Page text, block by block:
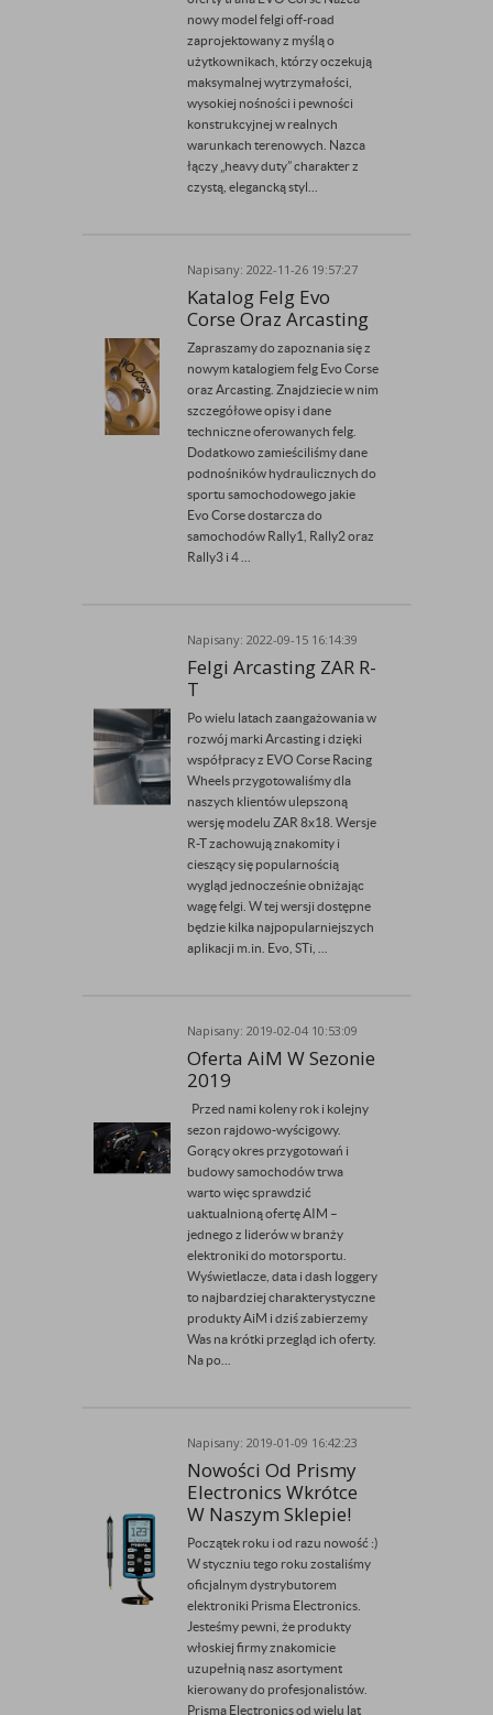
nowy model felgi off-road
zaprojektowany z myślą o
użytkownikach, którzy oczekują
maksymalnej wytrzymałości,
wysokiej nośności i pewności
konstrukcyjnej w realnych
warunkach terenowych. Nazca
łączy „heavy duty” charakter z
czystą, elegancką styl...
Napisany: 2022-11-26 19:57:27
Przez Admin
Katalog Felg Evo
Corse Oraz Arcasting
Zapraszamy do zapoznania się z
nowym katalogiem felg Evo Corse
oraz Arcasting. Znajdziecie w nim
szczegółowe opisy i dane
techniczne oferowanych felg.
Dodatkowo zamieściliśmy dane
podnośników hydraulicznych do
sportu samochodowego jakie
Evo Corse dostarcza do
samochodów Rally1, Rally2 oraz
Rally3 i 4 ...
Napisany: 2022-09-15 16:14:39
Przez Admin
Felgi Arcasting ZAR R-
T
Po wielu latach zaangażowania w
rozwój marki Arcasting i dzięki
współpracy z EVO Corse Racing
Wheels przygotowaliśmy dla
naszych klientów ulepszoną
wersję modelu ZAR 8x18. Wersje
R-T zachowują znakomity i
cieszący się popularnością
wygląd jednocześnie obniżając
wagę felgi. W tej wersji dostępne
będzie kilka najpopularniejszych
aplikacji m.in. Evo, STi, ...
Napisany: 2019-02-04 10:53:09
Przez Admin
Oferta AiM W Sezonie
2019
Przed nami koleny rok i kolejny
sezon rajdowo-wyścigowy.
Gorący okres przygotowań i
budowy samochodów trwa
warto więc sprawdzić
uaktualnioną ofertę AIM –
jednego z liderów w branży
elektroniki do motorsportu.
Wyświetlacze, data i dash loggery
to najbardziej charakterystyczne
produkty AiM i dziś zabierzemy
Was na krótki przegląd ich oferty.
Na po...
Napisany: 2019-01-09 16:42:23
Przez Admin
Nowości Od Prismy
Electronics Wkrótce
W Naszym Sklepie!
Początek roku i od razu nowość :)
W styczniu tego roku zostaliśmy
oficjalnym dystrybutorem
elektroniki Prisma Electronics.
Jesteśmy pewni, że produkty
włoskiej firmy znakomicie
uzupełnią nasz asortyment
kierowany do profesjonalistów.
Prisma Electronics od wielu lat